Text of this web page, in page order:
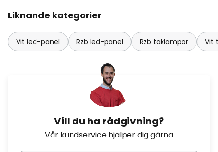
Liknande kategorier
Vit led-panel Rzb led-panel Rzb taklampor Vit
Vill du ha rådgivning?
Vår kundservice hjälper dig gärna